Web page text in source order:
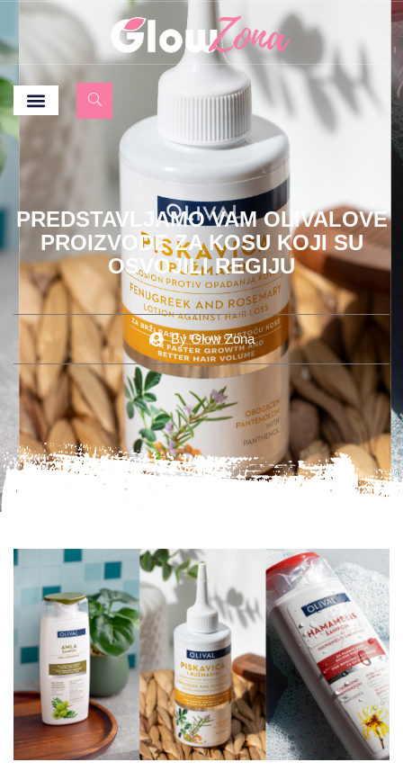
PREDSTAVLJAMO VAM OLIVALOVE
PROIZVODE ZA KOSU KOJI SU
OSVOJILI REGIJU
ByGlow Zona